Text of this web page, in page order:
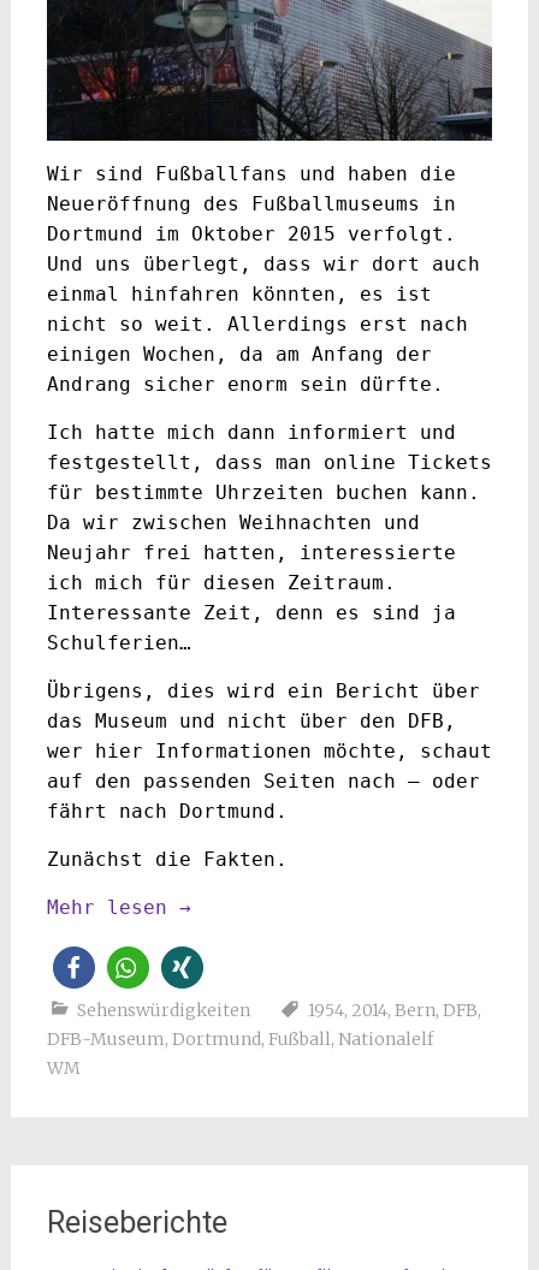
Wir sind Fußballfans und haben die
Neueröffnung des Fußballmuseums in
Dortmund im Oktober 2015 verfolgt.
Und uns überlegt, dass wir dort auch
einmal hinfahren könnten, es ist
nicht so weit. Allerdings erst nach
einigen Wochen, da am Anfang der
Andrang sicher enorm sein dürfte.
Ich hatte mich dann informiert und
festgestellt, dass man online Tickets
für bestimmte Uhrzeiten buchen kann.
Da wir zwischen Weihnachten und
Neujahr frei hatten, interessierte
ich mich für diesen Zeitraum.
Interessante Zeit, denn es sind ja
Schulferien…
Übrigens, dies wird ein Bericht über
das Museum und nicht über den DFB,
wer hier Informationen möchte, schaut
auf den passenden Seiten nach – oder
fährt nach Dortmund.
Zunächst die Fakten.
Mehr lesen →
Sehenswürdigkeiten 1954, 2014, Bern, DFB,
DFB-Museum, Dortmund, Fußball, Nationalelf
WM
Reiseberichte